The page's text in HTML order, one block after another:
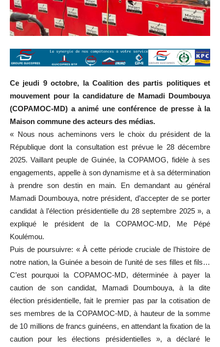
Ce jeudi 9 octobre, la Coalition des partis politiques et
mouvement pour la candidature de Mamadi Doumbouya
(COPAMOC-MD) a animé une conférence de presse à la
Maison commune des acteurs des médias.
« Nous nous acheminons vers le choix du président de la
République dont la consultation est prévue le 28 décembre
2025. Vaillant peuple de Guinée, la COPAMOG, fidèle à ses
engagements, appelle à son dynamisme et à sa détermination
à prendre son destin en main. En demandant au général
Mamadi Doumbouya, notre président, d’accepter de se porter
candidat à l’élection présidentielle du 28 septembre 2025 », a
expliqué le président de la COPAMOC-MD, Me Pépé
Koulémou.
Puis de poursuivre: « À cette période cruciale de l’histoire de
notre nation, la Guinée a besoin de l’unité de ses filles et fils…
C’est pourquoi la COPAMOC-MD, déterminée à payer la
caution de son candidat, Mamadi Doumbouya, à la dite
élection présidentielle, fait le premier pas par la cotisation de
ses membres de la COPAMOC-MD, à hauteur de la somme
de 10 millions de francs guinéens, en attendant la fixation de la
caution pour les élections présidentielles », a déclaré le